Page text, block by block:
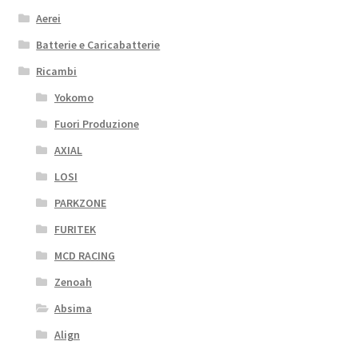
Aerei
Batterie e Caricabatterie
Ricambi
Yokomo
Fuori Produzione
AXIAL
LOSI
PARKZONE
FURITEK
MCD RACING
Zenoah
Absima
Align